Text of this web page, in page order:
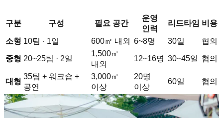
구분 구성 필요 공간
운영
인력
리드타임 비용
소형 10팀 · 1일 600㎡ 내외 6~8명 30일 협의
중형 20~25팀 · 2일
1,500㎡
내외
12~16명 30~45일 협의
대형
35팀 + 워크숍 +
공연
3,000㎡
이상
20명
이상
60일 협의